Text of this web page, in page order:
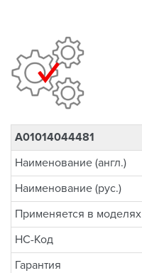
A01014044481
Наименование (англ.)
Наименование (рус.)
Применяется в моделях
НС-Код
Гарантия